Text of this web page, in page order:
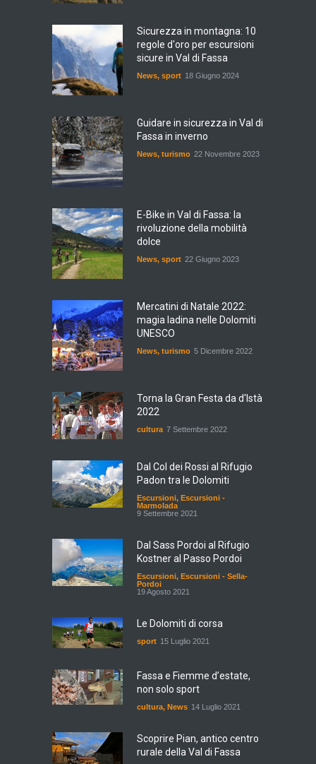
Sicurezza in montagna: 10
regole d'oro per escursioni
sicure in Val di Fassa
News, sport 18 Giugno 2024
Guidare in sicurezza in Val di
Fassa in inverno
News, turismo 22 Novembre 2023
E-Bike in Val di Fassa: la
rivoluzione della mobilità
dolce
News, sport 22 Giugno 2023
Mercatini di Natale 2022:
magia ladina nelle Dolomiti
UNESCO
News, turismo 5 Dicembre 2022
Torna la Gran Festa da d'Istà
2022
cultura 7 Settembre 2022
Dal Col dei Rossi al Rifugio
Padon tra le Dolomiti
Escursioni, Escursioni -
Marmolada
9 Settembre 2021
Dal Sass Pordoi al Rifugio
Kostner al Passo Pordoi
Escursioni, Escursioni - Sella-
Pordoi
19 Agosto 2021
Le Dolomiti di corsa
sport 15 Luglio 2021
Fassa e Fiemme d’estate,
non solo sport
cultura, News 14 Luglio 2021
Scoprire Pian, antico centro
rurale della Val di Fassa